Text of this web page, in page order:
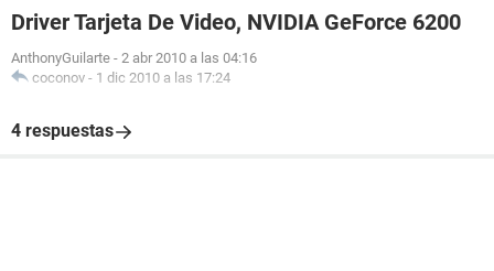
Driver Tarjeta De Video, NVIDIA GeForce 6200
AnthonyGuilarte - 2 abr 2010 a las 04:16
coconov - 1 dic 2010 a las 17:24
4 respuestas